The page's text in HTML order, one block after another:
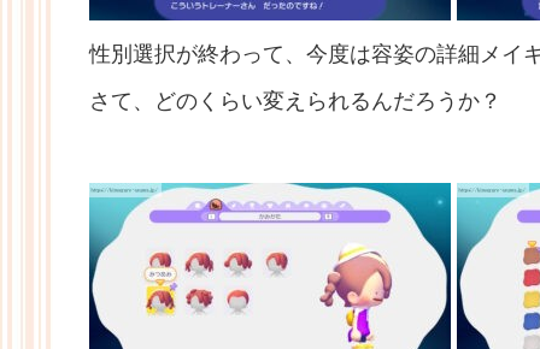
性別選択が終わって、今度は容姿の詳細メイ
さて、どのくらい変えられるんだろうか？